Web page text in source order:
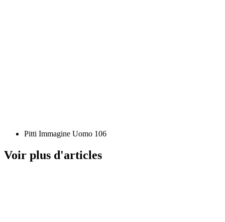
Pitti Immagine Uomo 106
Voir plus d'articles